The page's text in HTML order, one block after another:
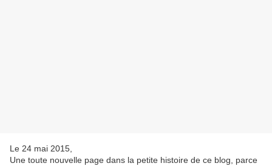
Le 24 mai 2015,
Une toute nouvelle page dans la petite histoire de ce blog, parce